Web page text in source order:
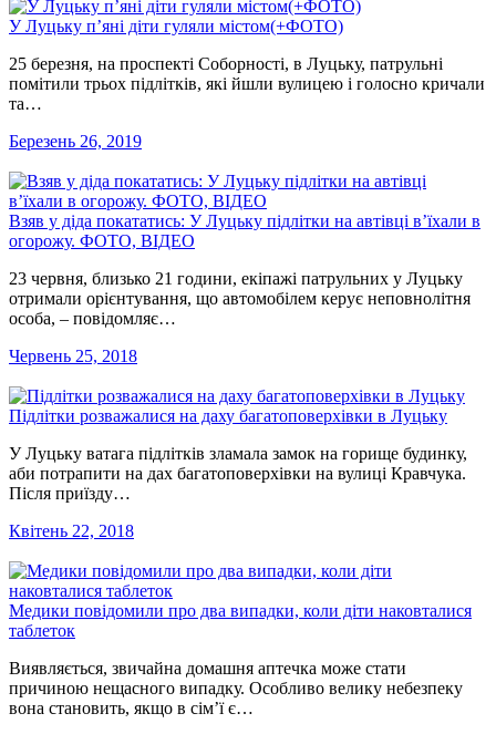
У Луцьку п’яні діти гуляли містом(+ФОТО)
25 березня, на проспекті Соборності, в Луцьку, патрульні
помітили трьох підлітків, які йшли вулицею і голосно кричали
та…
Березень 26, 2019
Взяв у діда покататись: У Луцьку підлітки на автівці в’їхали в
огорожу. ФОТО, ВІДЕО
23 червня, близько 21 години, екіпажі патрульних у Луцьку
отримали орієнтування, що автомобілем керує неповнолітня
особа, – повідомляє…
Червень 25, 2018
Підлітки розважалися на даху багатоповерхівки в Луцьку
У Луцьку ватага підлітків зламала замок на горище будинку,
аби потрапити на дах багатоповерхівки на вулиці Кравчука.
Після приїзду…
Квітень 22, 2018
Медики повідомили про два випадки, коли діти наковталися
таблеток
Виявляється, звичайна домашня аптечка може стати
причиною нещасного випадку. Особливо велику небезпеку
вона становить, якщо в сім’ї є…